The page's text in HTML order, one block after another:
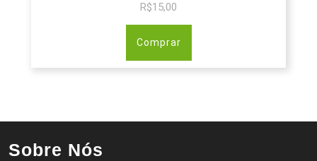
R$15,00
Comprar
Sobre Nós